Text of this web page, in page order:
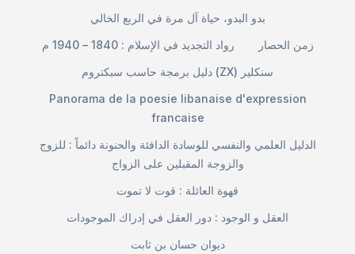
بدو البدو، حياة آل مرة في الربع الخالي
رواد التجديد في الإسلام : 1840 – 1940 م
زمن الحصار
دليل برمجة حاسب سبكتروم (ZX) سنكلير
Panorama de la poesie libanaise d'expression
francaise
الدليل العلمي والنفسي للوسادة الدافئة والحنونة دائماً : للزوج
والزوجة المقبلين على الزواج
قهوة العائلة : قوت لا تموت
العقل و الوجود : دور العقل في إدراك الموجودات
ديوان حسان بن ثابت